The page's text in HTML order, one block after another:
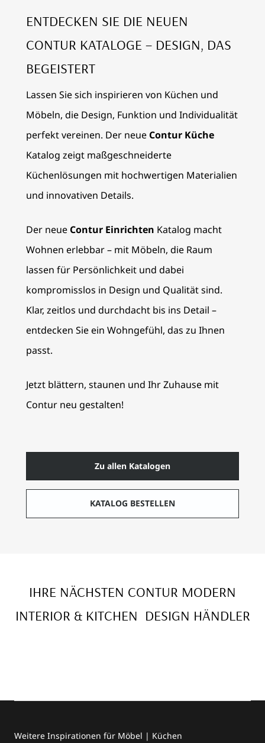
ENTDECKEN SIE DIE NEUEN
CONTUR KATALOGE – DESIGN, DAS
BEGEISTERT
Lassen Sie sich inspirieren von Küchen und
Möbeln, die Design, Funktion und Individualität
perfekt vereinen. Der neue Contur Küche
Katalog zeigt maßgeschneiderte
Küchenlösungen mit hochwertigen Materialien
und innovativen Details.
Der neue Contur Einrichten Katalog macht
Wohnen erlebbar – mit Möbeln, die Raum
lassen für Persönlichkeit und dabei
kompromisslos in Design und Qualität sind.
Klar, zeitlos und durchdacht bis ins Detail –
entdecken Sie ein Wohngefühl, das zu Ihnen
passt.
Jetzt blättern, staunen und Ihr Zuhause mit
Contur neu gestalten!
Zu allen Katalogen
KATALOG BESTELLEN
IHRE NÄCHSTEN CONTUR MODERN
INTERIOR & KITCHEN DESIGN HÄNDLER
Weitere Inspirationen für Möbel | Küchen